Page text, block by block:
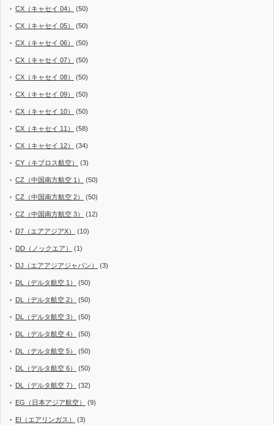
CX（キャセイ 04） (50)
CX（キャセイ 05） (50)
CX（キャセイ 06） (50)
CX（キャセイ 07） (50)
CX（キャセイ 08） (50)
CX（キャセイ 09） (50)
CX（キャセイ 10） (50)
CX（キャセイ 11） (58)
CX（キャセイ 12） (34)
CY（キプロス航空） (3)
CZ（中国南方航空 1） (50)
CZ（中国南方航空 2） (50)
CZ（中国南方航空 3） (12)
D7（エアアジアX） (10)
DD（ノックエア） (1)
DJ（エアアジアジャパン） (3)
DL（デルタ航空 1） (50)
DL（デルタ航空 2） (50)
DL（デルタ航空 3） (50)
DL（デルタ航空 4） (50)
DL（デルタ航空 5） (50)
DL（デルタ航空 6） (50)
DL（デルタ航空 7） (32)
EG（日本アジア航空） (9)
EI（エアリンガス） (3)